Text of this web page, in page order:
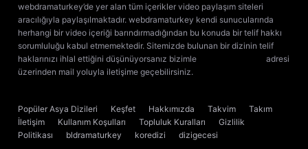
webdramaturkey’de yer alan tüm içerikler video paylaşım siteleri
aracılığıyla paylaşılmaktadır. webdramaturkey kendi sunucularında
herhangi bir video içeriği barındırmadığından bu konuda bir telif hakkı
sorumluluğu kabul etmemektedir. Sitemizde bulunan bir dizinin telif
haklarınızı ihlal ettiğini düşünüyorsanız bizimle
adresi
üzerinden mail yoluyla iletişime geçebilirsiniz.
Popüler Asya Dizileri Keşfet Hakkımızda Takvim
Takım
İletişim
Kullanım Koşulları Topluluk Kuralları
Gizlilik
Politikası
bldramaturkey koredizi
dizigecesi